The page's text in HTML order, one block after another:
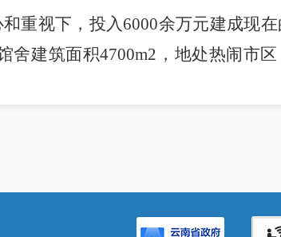
重视下，投入6000余万元建成现在
建筑面积4700m2，地处热闹市区